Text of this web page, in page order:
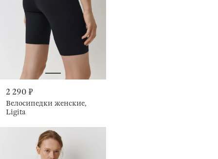
2 290 ₽
Велосипедки женские,
Ligita